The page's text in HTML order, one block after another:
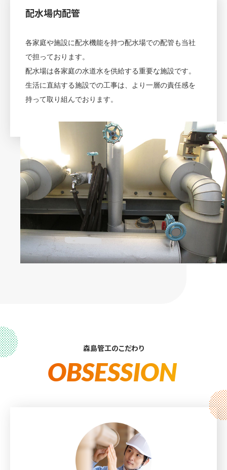
配水場内配管
各家庭や施設に配水機能を持つ配水場での配管も当社
で担っております。
配水場は各家庭の水道水を供給する重要な施設です。
生活に直結する施設での工事は、より一層の責任感を
持って取り組んでおります。
森島管工のこだわり
OBSESSION